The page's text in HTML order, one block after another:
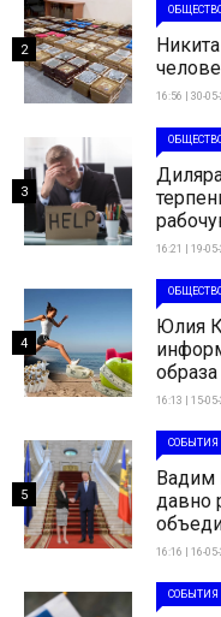
16:56 | 30-
2
16:21 | 19-
3
Юлия
16:13 | 15-
4
СОБЫТИЯ
Вадим
давно
16:16 | 16-
5
СОБЫТИЯ